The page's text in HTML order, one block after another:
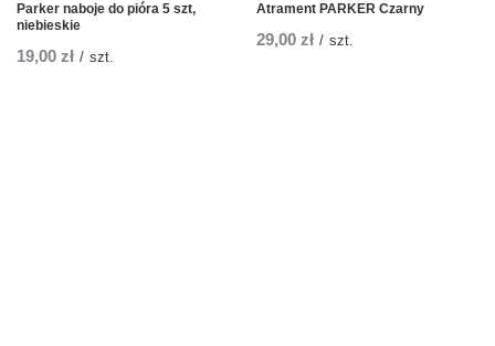
Parker naboje do pióra 5 szt,
niebieskie
19,00 zł / szt.
Atrament PARKER Czarny
29,00 zł / szt.